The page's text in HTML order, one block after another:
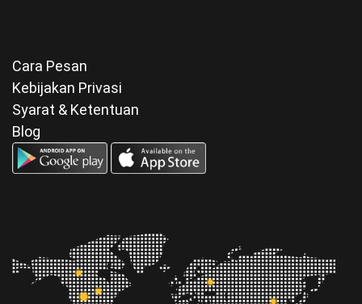
Cara Pesan
Kebijakan Privasi
Syarat & Ketentuan
Blog